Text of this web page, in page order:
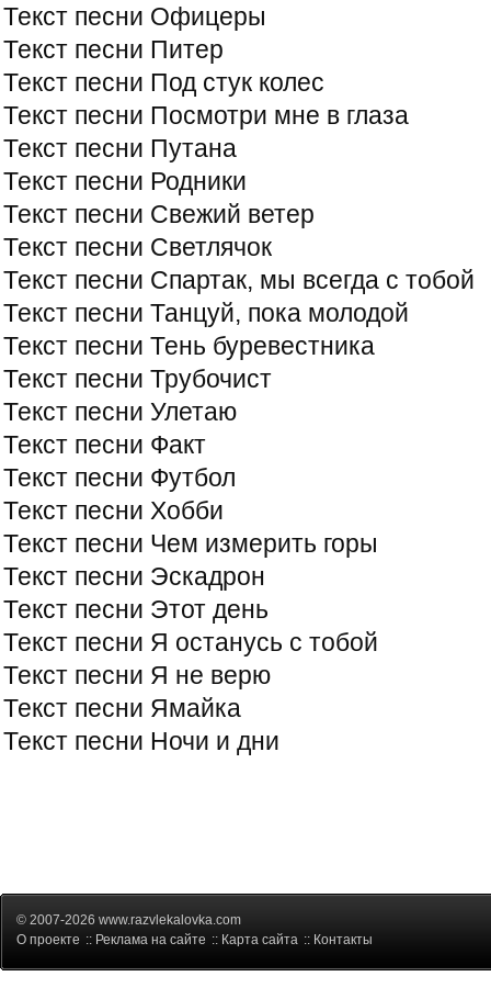
Текст песни Офицеры
Текст песни Питер
Текст песни Под стук колес
Текст песни Посмотри мне в глаза
Текст песни Путана
Текст песни Родники
Текст песни Свежий ветер
Текст песни Светлячок
Текст песни Спартак, мы всегда с тобой
Текст песни Танцуй, пока молодой
Текст песни Тень буревестника
Текст песни Трубочист
Текст песни Улетаю
Текст песни Факт
Текст песни Футбол
Текст песни Хобби
Текст песни Чем измерить горы
Текст песни Эскадрон
Текст песни Этот день
Текст песни Я останусь с тобой
Текст песни Я не верю
Текст песни Ямайка
Текст песни Ночи и дни
© 2007-2026 www.razvlekalovka.com
О проекте :: Реклама на сайте :: Карта сайта :: Контакты